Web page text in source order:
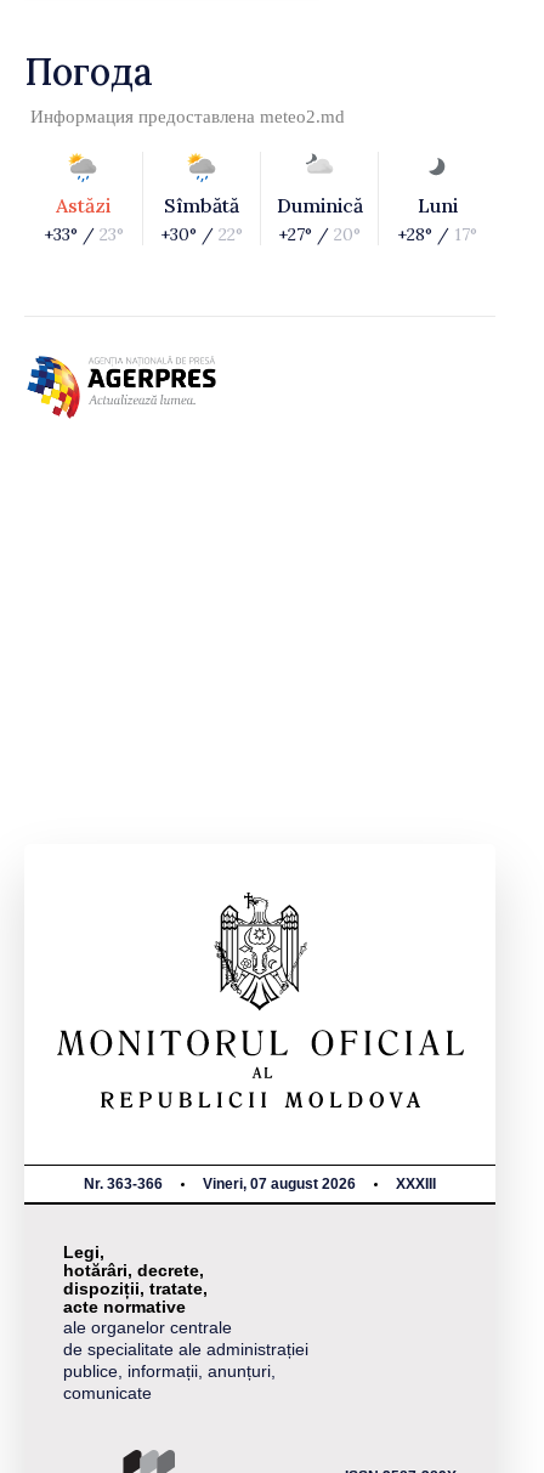
Погода
Информация предоставлена meteo2.md
Astăzi
+33° / 23°
Sîmbătă
+30° / 22°
Duminică
+27° / 20°
Luni
+28° / 17°
Nr. 363-366 Vineri, 07 august 2026 XXXIII
Legi,
hotărâri, decrete,
dispoziții, tratate,
acte normative
ale organelor centrale
de specialitate ale administrației
publice, informații, anunțuri,
comunicate